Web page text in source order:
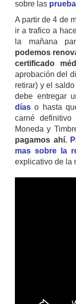
sobre las
A partir de 4 de
ir a trafico a
la mañana
podemos
certificado
aprobación del
retirar) y el
debe entregar
días o hasta
carné
Moneda y
pagamos ahí.
mas sobre la
explicativo de la